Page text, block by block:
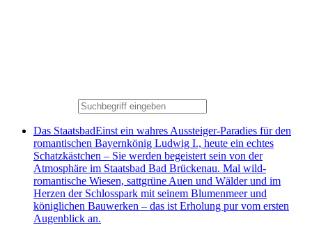
Das StaatsbadEinst ein wahres Aussteiger-Paradies für den
romantischen Bayernkönig Ludwig I., heute ein echtes
Schatzkästchen – Sie werden begeistert sein von der
Atmosphäre im Staatsbad Bad Brückenau. Mal wild-
romantische Wiesen, sattgrüne Auen und Wälder und im
Herzen der Schlosspark mit seinem Blumenmeer und
königlichen Bauwerken – das ist Erholung pur vom ersten
Augenblick an.